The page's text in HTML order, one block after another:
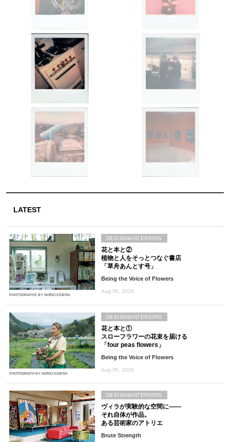
LATEST
PHOTOGRAPHS BY NORIO KIDERA
花と本と②
植物と人をそっとつなぐ書店
「草舟あんとす号」
Being the Voice of Flowers
Aug 06, 2026
DESIGN&INTERIORS
PHOTOGRAPH BY NORIO KIDERA
花と本と①
スローフラワーの花束を届ける
「four peas flowers」
Being the Voice of Flowers
Aug 05, 2026
DESIGN&INTERIORS
ヴィラが実験的な空間に――
それ自体が作品。
ある芸術家のアトリエ
Brute Strength
DESIGN&INTERIORS